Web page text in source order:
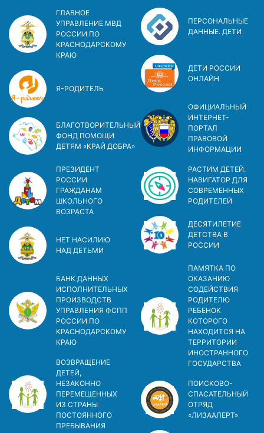
ГЛАВНОЕ
УПРАВЛЕНИЕ МВД
РОССИИ ПО
КРАСНОДАРСКОМУ
КРАЮ
Я-РОДИТЕЛЬ
БЛАГОТВОРИТЕЛЬНЫЙ
ФОНД ПОМОЩИ
ДЕТЯМ «КРАЙ ДОБРА»
ПРЕЗИДЕНТ
РОССИИ
ГРАЖДАНАМ
ШКОЛЬНОГО
ВОЗРАСТА
НЕТ НАСИЛИЮ
НАД ДЕТЬМИ
БАНК ДАННЫХ
ИСПОЛНИТЕЛЬНЫХ
ПРОИЗВОДСТВ
УПРАВЛЕНИЯ ФСПП
РОССИИ ПО
КРАСНОДАРСКОМУ
КРАЮ
ВОЗВРАЩЕНИЕ
ДЕТЕЙ,
НЕЗАКОННО
ПЕРЕМЕЩЕННЫХ
ИЗ СТРАНЫ
ПОСТОЯННОГО
ПРЕБЫВАНИЯ
ПЕРСОНАЛЬНЫЕ
ДАННЫЕ. ДЕТИ
ДЕТИ РОССИИ
ОНЛАЙН
ОФИЦИАЛЬНЫЙ
ИНТЕРНЕТ-
ПОРТАЛ
ПРАВОВОЙ
ИНФОРМАЦИИ
РАСТИМ ДЕТЕЙ.
НАВИГАТОР ДЛЯ
СОВРЕМЕННЫХ
РОДИТЕЛЕЙ
ДЕСЯТИЛЕТИЕ
ДЕТСТВА В
РОСCИИ
ПАМЯТКА ПО
ОКАЗАНИЮ
СОДЕЙСТВИЯ
РОДИТЕЛЮ
РЕБЕНОК
КОТОРОГО
НАХОДИТСЯ НА
ТЕРРИТОРИИ
ИНОСТРАННОГО
ГОСУДАРСТВА
ПОИСКОВО-
СПАСАТЕЛЬНЫЙ
ОТРЯД
«ЛИЗААЛЕРТ»